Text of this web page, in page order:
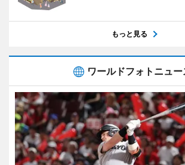
もっと見る
ワールドフォトニュー